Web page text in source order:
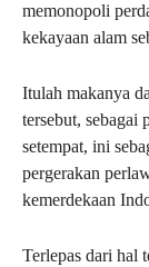
memonopoli
kekayaan alam
Itulah makanya
tersebut, sebagai
setempat, ini
pergerakan
kemerdekaan
Terlepas dari hal